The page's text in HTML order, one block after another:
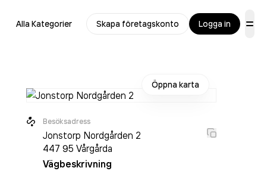
Alla Kategorier Skapa företagskonto Logga in
Öppna karta
Besöksadress
Jonstorp Nordgården 2
447 95 Vårgårda
Vägbeskrivning